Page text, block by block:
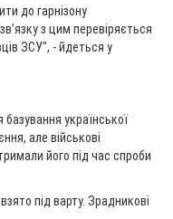
до гарнізону
з цим перевіряється
ЗСУ", - йдеться у
української
але військові
його під час спроби
під варту. Зрадникові